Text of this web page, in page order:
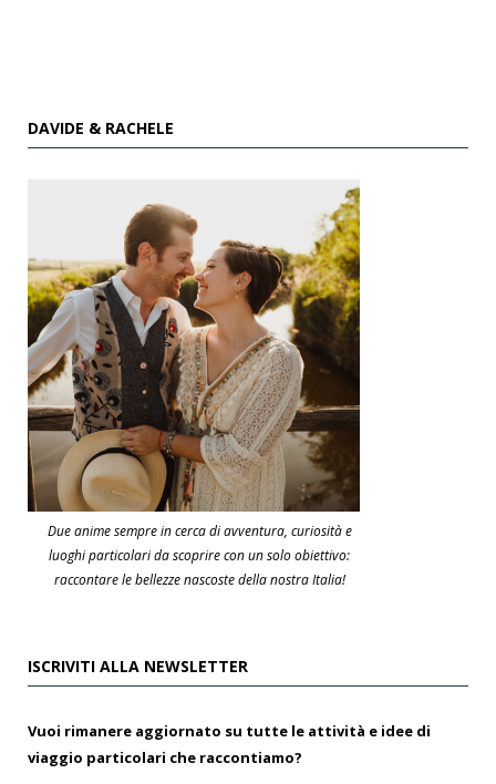
DAVIDE & RACHELE
Due anime sempre in cerca di avventura, curiosità e
luoghi particolari da scoprire con un solo obiettivo:
raccontare le bellezze nascoste della nostra Italia!
ISCRIVITI ALLA NEWSLETTER
Vuoi rimanere aggiornato su tutte le attività e idee di
viaggio particolari che raccontiamo?